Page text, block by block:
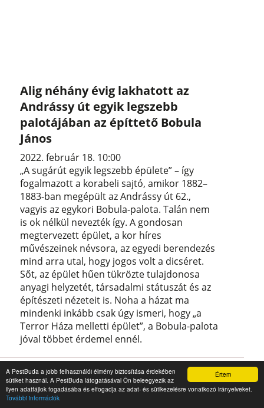
Értem
A PestBuda a jobb felhasználói élmény biztosítása érdekében
sütiket használ. A PestBuda látogatásával Ön beleegyezik az
ilyen adatfájlok fogadásába és elfogadja az adat- és sütikezelésre vonatkozó irányelveket.
További információk
Alig néhány évig lakhatott az
Andrássy út egyik legszebb
palotájában az építtető Bobula
János
2022. február 18. 10:00
„A sugárút egyik legszebb épülete” – így
fogalmazott a korabeli sajtó, amikor 1882–
1883-ban megépült az Andrássy út 62.,
vagyis az egykori Bobula-palota. Talán nem
is ok nélkül nevezték így. A gondosan
megtervezett épület, a kor híres
művészeinek névsora, az egyedi berendezés
mind arra utal, hogy jogos volt a dicséret.
Sőt, az épület hűen tükrözte tulajdonosa
anyagi helyzetét, társadalmi státuszát és az
építészeti nézeteit is. Noha a házat ma
mindenki inkább csak úgy ismeri, hogy „a
Terror Háza melletti épület”, a Bobula-palota
jóval többet érdemel ennél.